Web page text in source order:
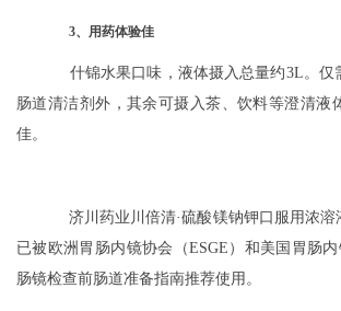
3、用药体验佳
什锦水果口味，液体摄入总量约3L。仅
肠道清洁剂外，其余可摄入茶、饮料等澄清液
佳。
济川药业川倍清·硫酸镁钠钾口服用浓溶
已被欧洲胃肠内镜协会（ESGE）和美国胃肠
肠镜检查前肠道准备指南推荐使用。